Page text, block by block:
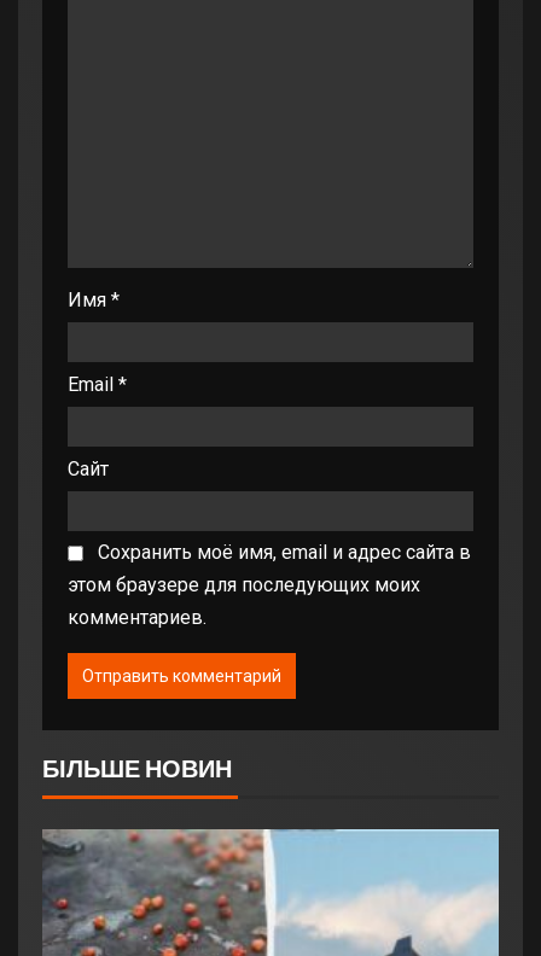
Имя *
Email *
Сайт
Сохранить моё имя, email и адрес сайта в
этом браузере для последующих моих
комментариев.
БІЛЬШЕ НОВИН